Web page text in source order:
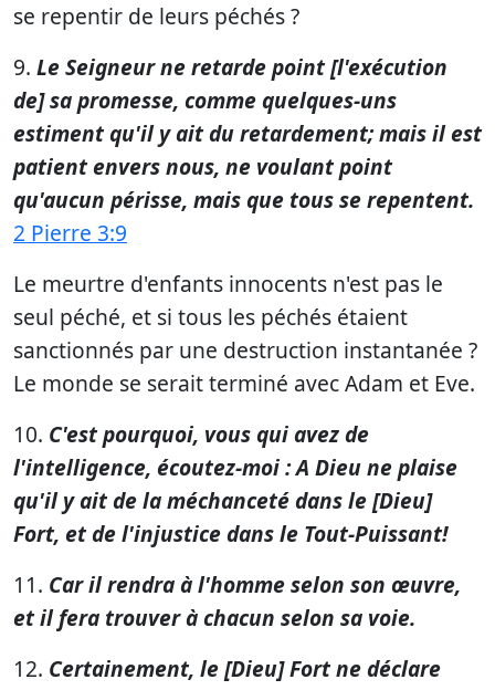
se repentir de leurs péchés ?
9. Le Seigneur ne retarde point [l'exécution
de] sa promesse, comme quelques-uns
estiment qu'il y ait du retardement; mais il est
patient envers nous, ne voulant point
qu'aucun périsse, mais que tous se repentent.
2 Pierre 3:9
Le meurtre d'enfants innocents n'est pas le
seul péché, et si tous les péchés étaient
sanctionnés par une destruction instantanée ?
Le monde se serait terminé avec Adam et Eve.
10. C'est pourquoi, vous qui avez de
l'intelligence, écoutez-moi : A Dieu ne plaise
qu'il y ait de la méchanceté dans le [Dieu]
Fort, et de l'injustice dans le Tout-Puissant!
11. Car il rendra à l'homme selon son œuvre,
et il fera trouver à chacun selon sa voie.
12. Certainement, le [Dieu] Fort ne déclare